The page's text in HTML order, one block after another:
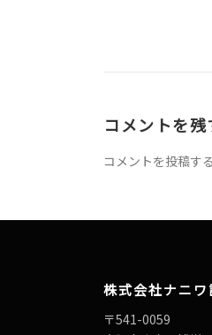
コメントを残
コメントを投稿す
株式会社ナニ
〒541-0059